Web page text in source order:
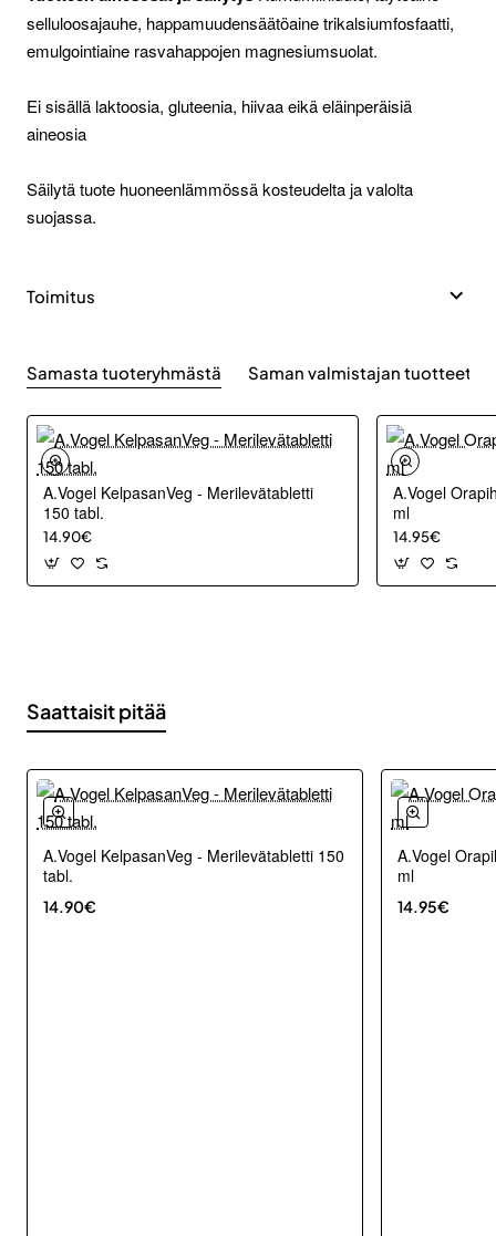
selluloosajauhe, happamuudensäätöaine trikalsiumfosfaatti,
emulgointiaine rasvahappojen magnesiumsuolat.
Ei sisällä laktoosia, gluteenia, hiivaa eikä eläinperäisiä
aineosia
Säilytä tuote huoneenlämmössä kosteudelta ja valolta
suojassa.
Toimitus
Samasta tuoteryhmästä Saman valmistajan tuotteet
A.Vogel KelpasanVeg - Merilevätabletti
150 tabl.
14.90€
A.Vogel
ml
14.95€
Saattaisit pitää
A.Vogel KelpasanVeg - Merilevätabletti 150
tabl.
14.90€
A.Vogel
ml
14.95€